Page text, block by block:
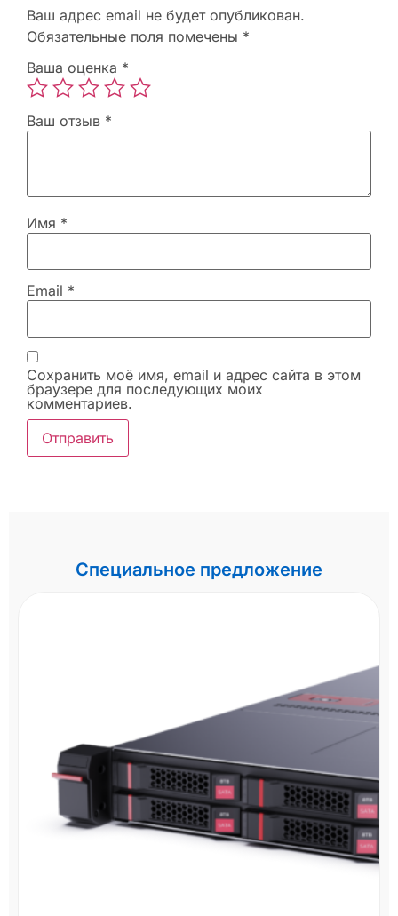
Ваш адрес email не будет опубликован.
Обязательные поля помечены *
Ваша оценка *
Ваш отзыв *
Имя *
Email *
Сохранить моё имя, email и адрес сайта в этом
браузере для последующих моих
комментариев.
Специальное предложение